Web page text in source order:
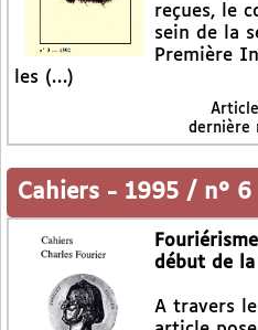
reçues, le
sein de la
Première
les (…)
dernière
Cahiers - 1995 / n° 6
début de
A travers